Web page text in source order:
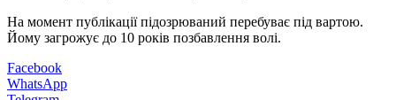
На момент публікації підозрюваний перебуває під вартою.
Йому загрожує до 10 років позбавлення волі.
Facebook
WhatsApp